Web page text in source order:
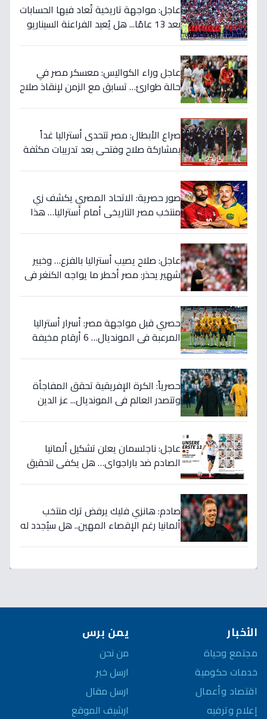
عاجل: مواجهة تاريخية تُعاد فيها الحسابات
بعد 13 عامًا... هل يُعيد الفراعنة السيناريو
عاجل وراء الكواليس: معسكر مصر في
حالة طوارئ… تسابق مع الزمن لإنقاذ صلاح
صراع الأبطال: مصر تتحدى أستراليا غداً
بمشاركة صلاح وفتحي بعد تدريبات مكثفة
صور حصرية: الاتحاد المصري يكشف زي
منتخب مصر التاريخي أمام أستراليا… هذا
عاجل: صلاح يصيب أستراليا بالفزع… وخبير
شهير يحذر: مصر أخطر ما يواجه الكنغر في
حصري قبل مواجهة مصر: أسرار أستراليا
المرعبة في المونديال… 6 أرقام مخيفة
حصرياً: الكرة الإفريقية تحقق المفاجأة
وتتصدر العالم في المونديال... عز الدين
عاجل: ناجلسمان يعلن تشكيل ألمانيا
الصادم ضد باراجواي… هل يكفي لتحقيق
صادم: هانزي فليك يرفض ترك منتخب
ألمانيا رغم الإقصاء المهين.. هل سيُجدد له
الأخبار
مجتمع وحياة
خدمات حكومية
اقتصاد وأعمال
إعلام وترفيه
يمن برس
من نحن
ارسل خبر
ارسل مقال
ارشيف الموقع